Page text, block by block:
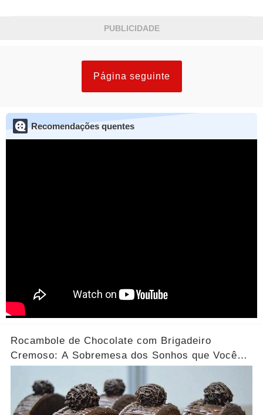
PUBLICIDADE
Página seguinte
Recomendações quentes
Rocambole de Chocolate com Brigadeiro
Cremoso: A Sobremesa dos Sonhos que Você